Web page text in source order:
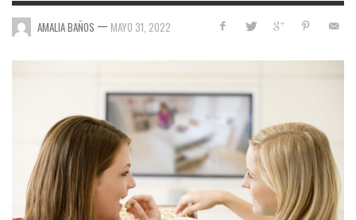
AMALIA BAÑOS — MAYO 31, 2022